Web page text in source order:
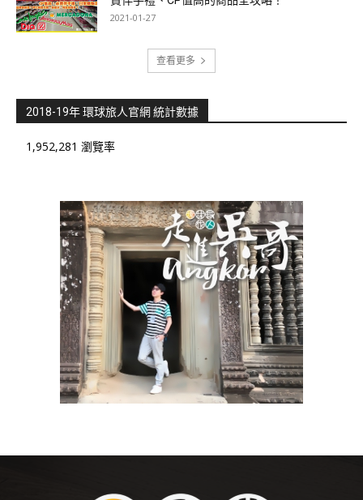
2021-01-27
查看更多
2018-19年 環球旅人官網 統計數據
1,952,281 瀏覽率